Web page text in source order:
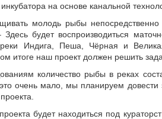
на основе канальной
молодь рыбы
будет воспроизводиться
Индига, Пеша, Чёрная и
итоге наш проект должен решить
количество рыбы в реках
очень мало, мы планируем
будет находиться под